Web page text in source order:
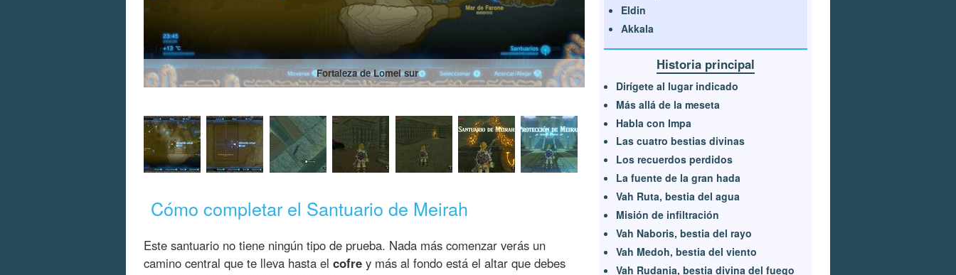
Fortaleza de Lomei sur Posición en la que debes aterrizar
Cómo completar el Santuario de Meirah
Este santuario no tiene ningún tipo de prueba. Nada más comenzar verás un
camino central que te lleva hasta el cofre y más al fondo está el altar que debes
Eldin
Akkala
Historia principal
Dirígete al lugar indicado
Más allá de la meseta
Habla con Impa
Las cuatro bestias divinas
Los recuerdos perdidos
La fuente de la gran hada
Vah Ruta, bestia del agua
Misión de infiltración
Vah Naboris, bestia del rayo
Vah Medoh, bestia del viento
Vah Rudania, bestia divina del fuego